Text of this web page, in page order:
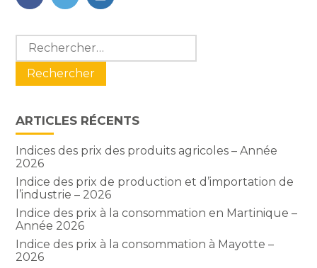
FaceBook
TwitterLinkedIn
Blog
sidebar
Rechercher :
ARTICLES RÉCENTS
Indices des prix des produits agricoles – Année
2026
Indice des prix de production et d’importation de
l’industrie – 2026
Indice des prix à la consommation en Martinique –
Année 2026
Indice des prix à la consommation à Mayotte –
2026